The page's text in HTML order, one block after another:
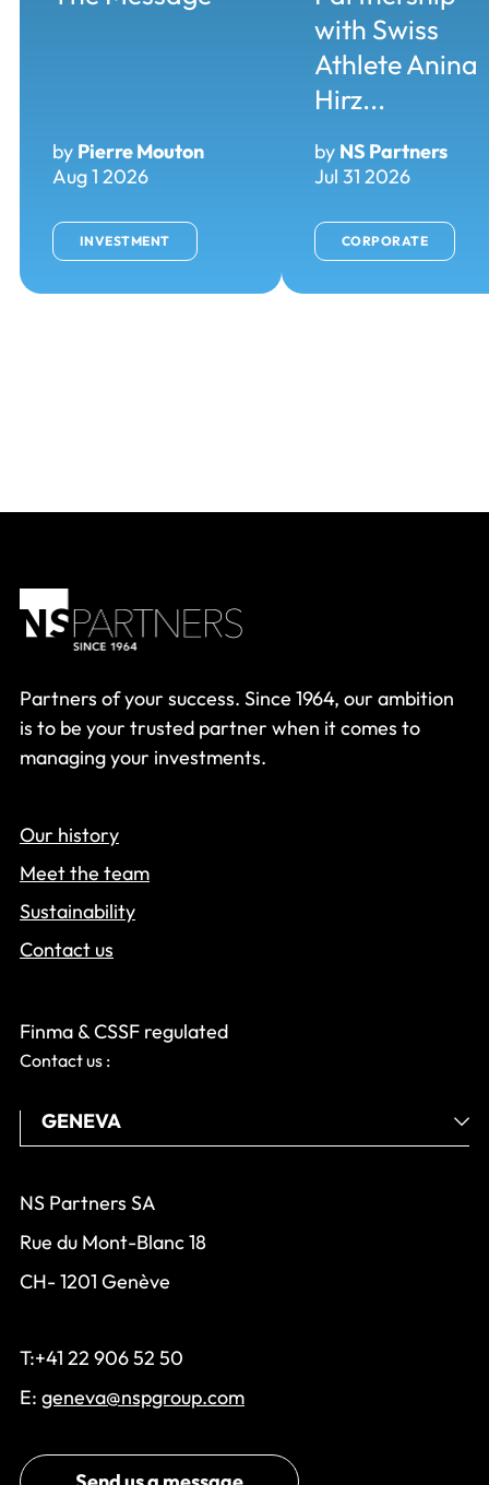
by Pierre Mouton
Aug 1 2026
INVESTMENT
with Swiss
Athlete Anina
Hirz...
by NS Partners
Jul 31 2026
CORPORATE
Partners of your success. Since 1964, our ambition
is to be your trusted partner when it comes to
managing your investments.
Our history
Meet the team
Sustainability
Contact us
Finma & CSSF regulated
Contact us :
NS Partners SA
Rue du Mont-Blanc 18
CH- 1201 Genève
T:+41 22 906 52 50
E: geneva@nspgroup.com